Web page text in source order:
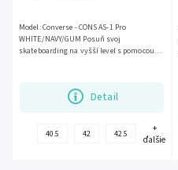
Detail
Model: Converse - CONS AS-1 Pro
WHITE/NAVY/GUM Posuň svoj
skateboarding na vyšší level s pomocou
40.5 42 42.5
+
ďalšie